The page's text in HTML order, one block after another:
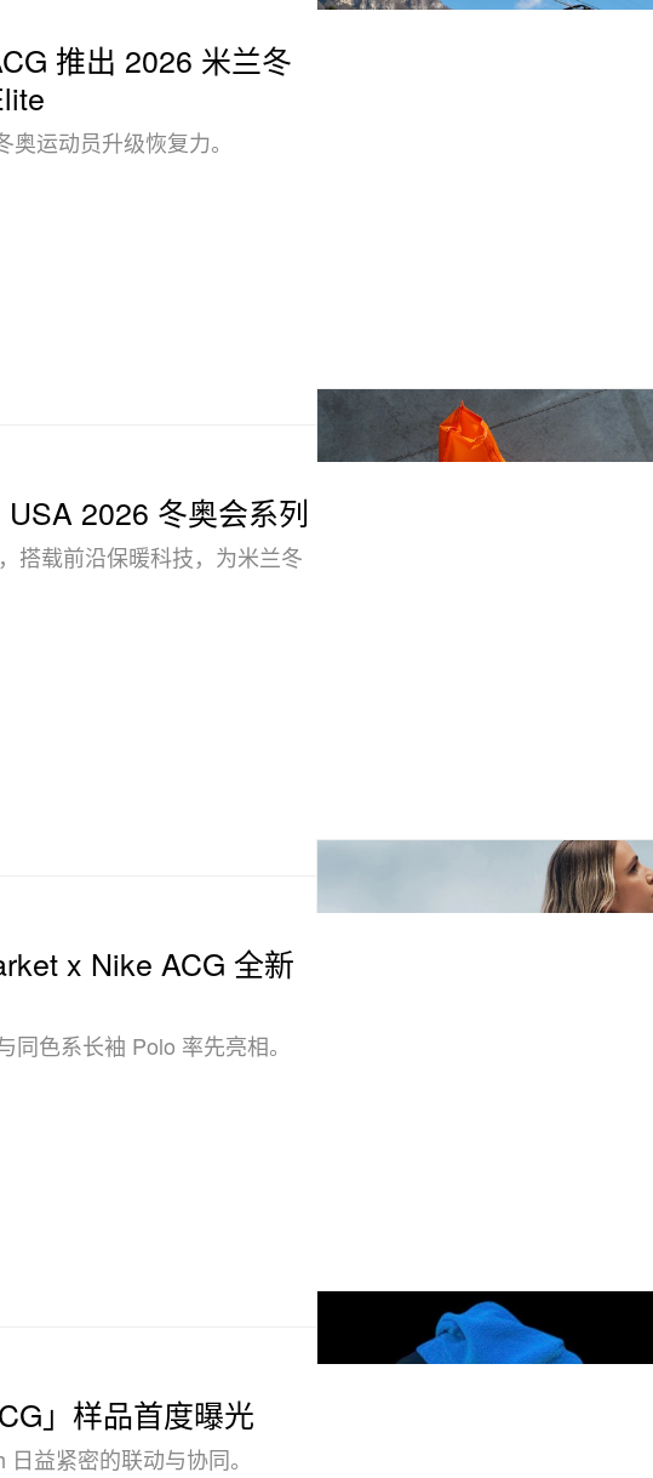
推出 2026 米兰冬
运动员升级恢复力。
2026 冬奥会系列
搭载前沿保暖科技，为米兰冬
x Nike ACG 全新
色系长袖 Polo 率先亮相。
」样品首度曝光
益紧密的联动与协同。